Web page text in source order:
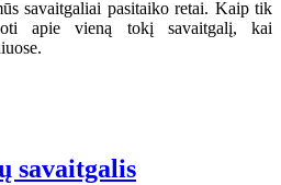
savaitgaliai pasitaiko retai. Kaip tik
apie vieną tokį savaitgalį, kai
savaitgalis